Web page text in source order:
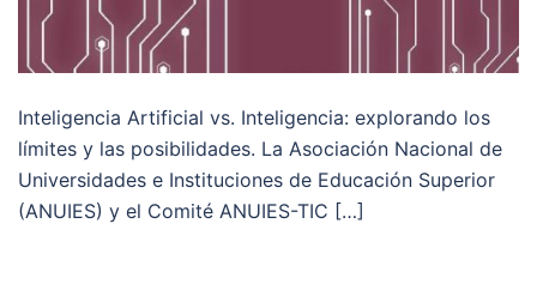
Inteligencia Artificial vs. Inteligencia: explorando los
límites y las posibilidades. La Asociación Nacional de
Universidades e Instituciones de Educación Superior
(ANUIES) y el Comité ANUIES-TIC […]